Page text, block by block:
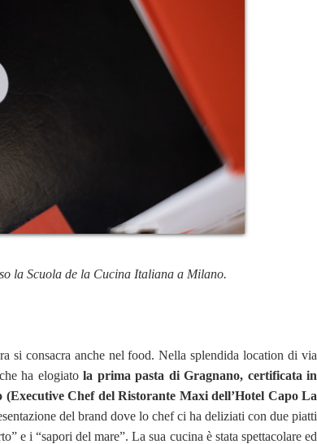
la Scuola de la Cucina Italiana a Milano.
si consacra anche nel food. Nella splendida location di via
ha elogiato la prima pasta di Gragnano, certificata in
Chef del Ristorante Maxi dell’Hotel Capo La
del brand dove lo chef ci ha deliziati con due piatti
e i “sapori del mare”. La sua cucina è stata spettacolare ed